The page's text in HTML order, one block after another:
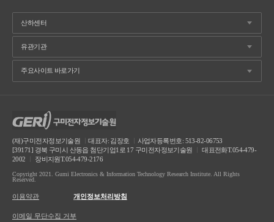
(재)구미전자정보기술원 ㅣ대표자: 김장호
사업자등록번호: 513-82-06753
[39171] 경북 구미시 산동읍 첨단기업1로 17 구미전자정보기술원
대표전화T.054-479-
2002
장비지원T.054-479-2176
Copyright 2021. Gumi Electronics & Information Technology Research Institute. All Rights
Reserved.
이용약관 개인정보처리방침
이메일 무단수집 거부